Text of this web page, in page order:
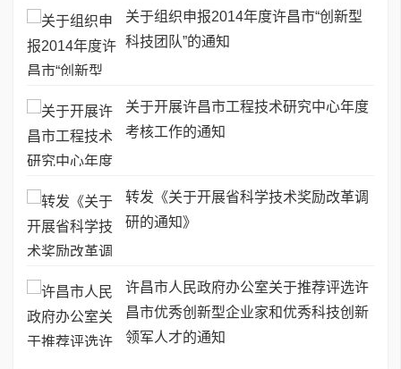
关于组织申报2014年度许昌市“创新型
科技团队”的通知
关于开展许昌市工程技术研究中心年度
考核工作的通知
转发《关于开展省科学技术奖励改革调
研的通知》
许昌市人民政府办公室关于推荐评选许
昌市优秀创新型企业家和优秀科技创新
领军人才的通知